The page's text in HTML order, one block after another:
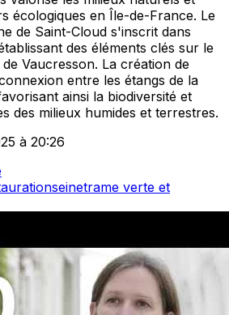
écologiques en Île-de-France. Le
de Saint-Cloud s'inscrit dans
des éléments clés sur le
Vaucresson. La création de
entre les étangs de la
ainsi la biodiversité et
des milieux humides et terrestres.
à 20:26
seinetrame verte et